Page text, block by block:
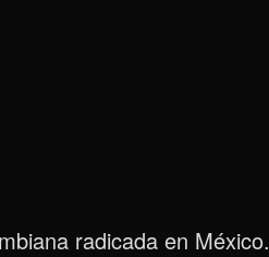
radicada en México.